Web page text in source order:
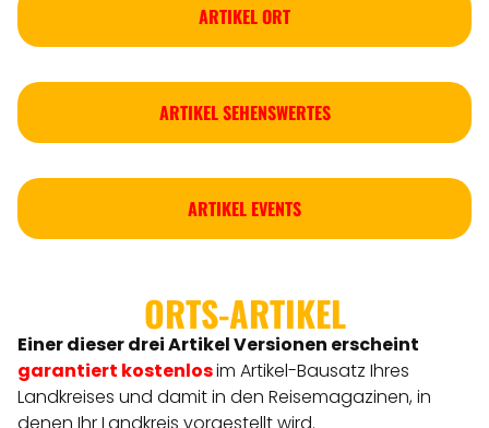
ARTIKEL ORT
ARTIKEL SEHENSWERTES
ARTIKEL EVENTS
ORTS-ARTIKEL
Einer dieser drei Artikel Versionen erscheint
garantiert kostenlosim Artikel-Bausatz Ihres
Landkreises und damit in den Reisemagazinen, in
denen Ihr Landkreis vorgestellt wird.